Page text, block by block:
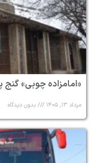
«امامزاده چوبی» گنج
مرداد ۱۳, ۱۴۰۵ بدون دیدگاه